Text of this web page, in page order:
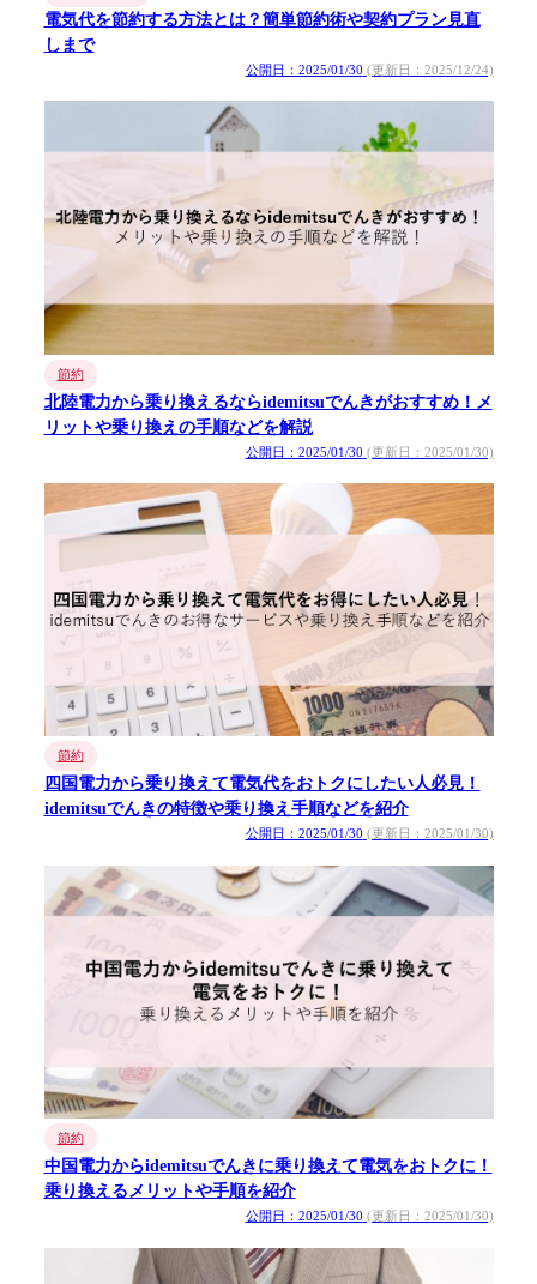
電気代を節約する方法とは？簡単節約術や契約プラン見直
しまで
公開日：2025/01/30 (更新日：2025/12/24)
節約
北陸電力から乗り換えるならidemitsuでんきがおすすめ！メ
リットや乗り換えの手順などを解説
公開日：2025/01/30 (更新日：2025/01/30)
節約
四国電力から乗り換えて電気代をおトクにしたい人必見！
idemitsuでんきの特徴や乗り換え手順などを紹介
公開日：2025/01/30 (更新日：2025/01/30)
節約
中国電力からidemitsuでんきに乗り換えて電気をおトクに！
乗り換えるメリットや手順を紹介
公開日：2025/01/30 (更新日：2025/01/30)